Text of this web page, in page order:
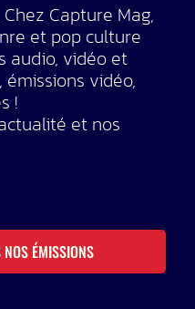
Capture Mag,
et pop culture
audio, vidéo et
vidéo,
!
et nos
NOS ÉMISSIONS